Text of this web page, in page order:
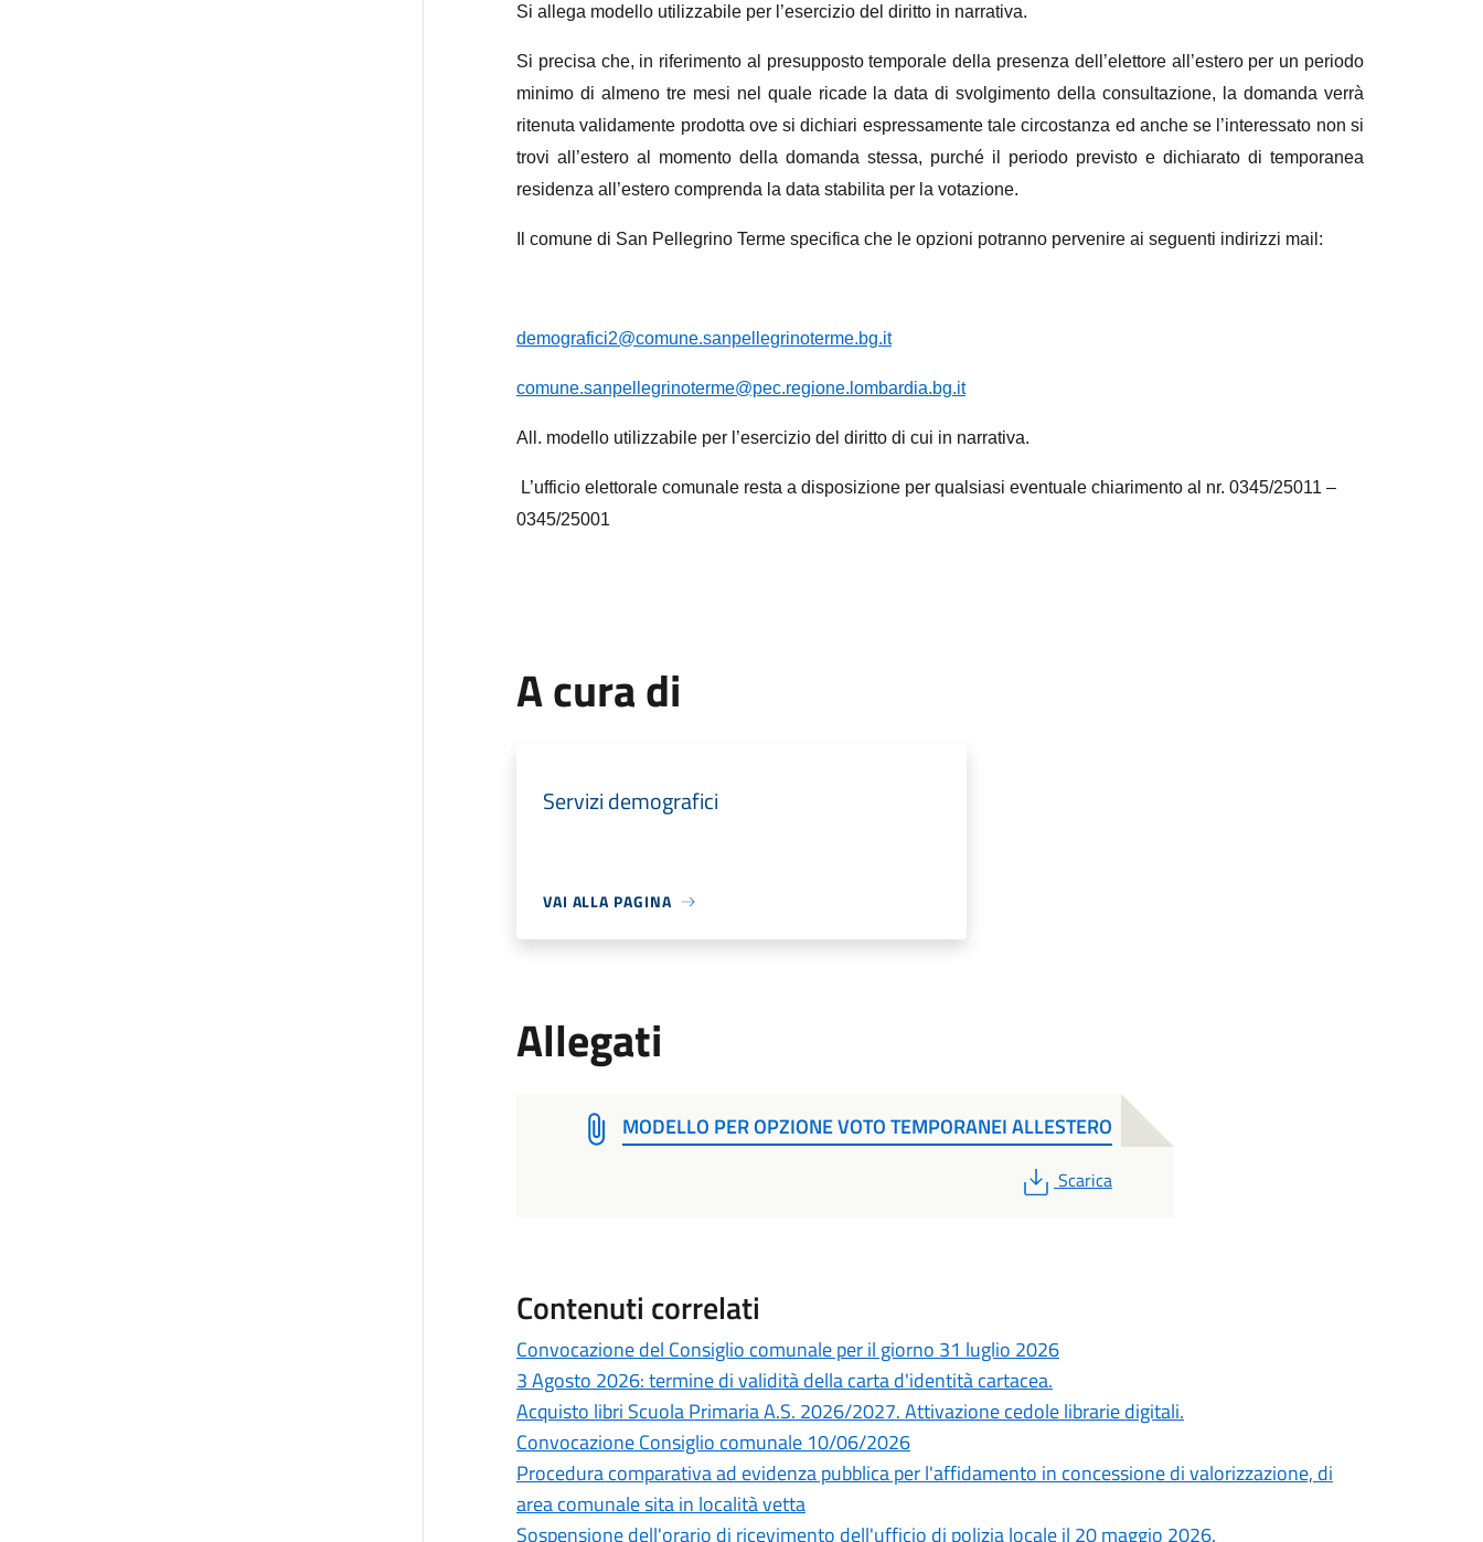
Si allega modello utilizzabile per l’esercizio del diritto in narrativa.
Si precisa che, in riferimento al presupposto temporale della presenza dell’elettore all’estero per un periodo
minimo di almeno tre mesi nel quale ricade la data di svolgimento della consultazione, la domanda verrà
ritenuta validamente prodotta ove si dichiari espressamente tale circostanza ed anche se l’interessato non si
trovi all’estero al momento della domanda stessa, purché il periodo previsto e dichiarato di temporanea
residenza all’estero comprenda la data stabilita per la votazione.
Il comune di San Pellegrino Terme specifica che le opzioni potranno pervenire ai seguenti indirizzi mail:
demografici2@comune.sanpellegrinoterme.bg.it
comune.sanpellegrinoterme@pec.regione.lombardia.bg.it
All. modello utilizzabile per l’esercizio del diritto di cui in narrativa.
L’ufficio elettorale comunale resta a disposizione per qualsiasi eventuale chiarimento al nr. 0345/25011 –
0345/25001
A cura di
Servizi demografici
VAI ALLA PAGINA
Allegati
MODELLO PER OPZIONE VOTO TEMPORANEI ALLESTERO
PDF
Scarica
Contenuti correlati
Convocazione del Consiglio comunale per il giorno 31 luglio 2026
3 Agosto 2026: termine di validità della carta d'identità cartacea.
Acquisto libri Scuola Primaria A.S. 2026/2027. Attivazione cedole librarie digitali.
Convocazione Consiglio comunale 10/06/2026
Procedura comparativa ad evidenza pubblica per l'affidamento in concessione di valorizzazione, di
area comunale sita in località vetta
Sospensione dell'orario di ricevimento dell'ufficio di polizia locale il 20 maggio 2026.